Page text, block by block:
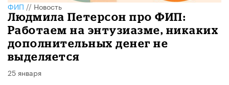
ФИП//Новость
Людмила Петерсон про ФИП:
Работаем на энтузиазме, никаких
дополнительных денег не
выделяется
25 января